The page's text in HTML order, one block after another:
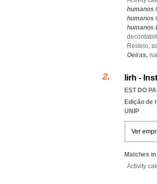
humanos
humanos
humanos
Restelo,
Oeiras,
Iirh -
EST DO
Edição de
UNIP
Ver
Matches
Activity